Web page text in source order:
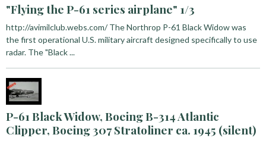
"Flying the P-61 series airplane" 1/3
http://avimilclub.webs.com/ The Northrop P-61 Black Widow was
the first operational U.S. military aircraft designed specifically to use
radar. The "Black ...
P-61 Black Widow, Boeing B-314 Atlantic
Clipper, Boeing 307 Stratoliner ca. 1945 (silent)